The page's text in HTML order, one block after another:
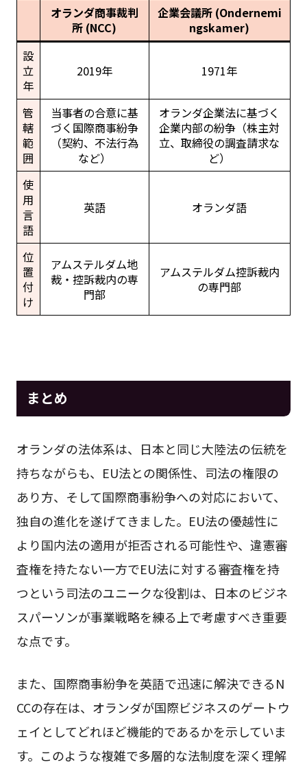
オランダ商事裁判
所 (NCC)
企業会議所 (Ondernemi
ngskamer)
設
立
年
2019年 1971年
管
轄
範
囲
当事者の合意に基
づく国際商事紛争
（契約、不法行為
など）
オランダ企業法に基づく
企業内部の紛争（株主対
立、取締役の調査請求な
ど）
使
用
言
語
英語 オランダ語
位
置
付
け
アムステルダム地
裁・控訴裁内の専
門部
アムステルダム控訴裁内
の専門部
まとめ
オランダの法体系は、日本と同じ大陸法の伝統を
持ちながらも、EU法との関係性、司法の権限の
あり方、そして国際商事紛争への対応において、
独自の進化を遂げてきました。EU法の優越性に
より国内法の適用が拒否される可能性や、違憲審
査権を持たない一方でEU法に対する審査権を持
つという司法のユニークな役割は、日本のビジネ
スパーソンが事業戦略を練る上で考慮すべき重要
な点です。
また、国際商事紛争を英語で迅速に解決できるN
CCの存在は、オランダが国際ビジネスのゲートウ
ェイとしてどれほど機能的であるかを示していま
す。このような複雑で多層的な法制度を深く理解